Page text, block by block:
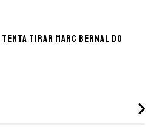
tirar Marc Bernal do